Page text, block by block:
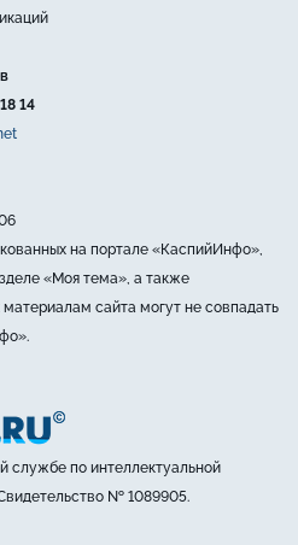
14
на портале «КаспийИнфо»,
«Моя тема», а также
сайта могут не совпадать
службе по интеллектуальной
№ 1089905.